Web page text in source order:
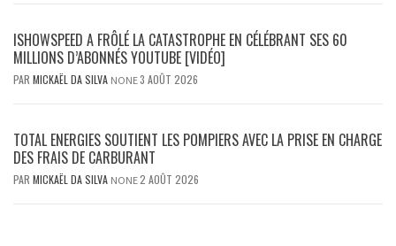
ISHOWSPEED A FRÔLÉ LA CATASTROPHE EN CÉLÉBRANT SES 60
MILLIONS D’ABONNÉS YOUTUBE [VIDÉO]
PAR MICKAËL DA SILVA NONE3 AOÛT 2026
TOTAL ENERGIES SOUTIENT LES POMPIERS AVEC LA PRISE EN CHARGE
DES FRAIS DE CARBURANT
PAR MICKAËL DA SILVA NONE2 AOÛT 2026